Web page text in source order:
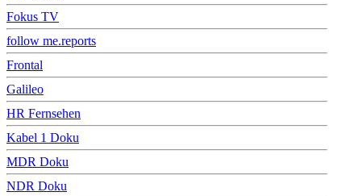
Fokus TV
follow me.reports
Frontal
Galileo
HR Fernsehen
Kabel 1 Doku
MDR Doku
NDR Doku